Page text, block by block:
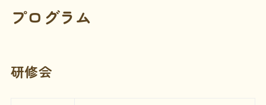
プログラム
研修会